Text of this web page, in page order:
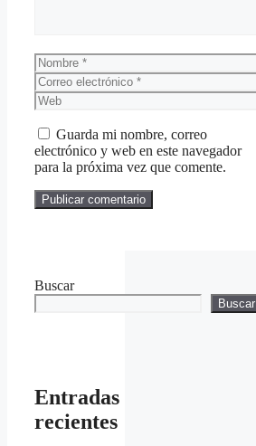
Nombre
Correo
electrónico
Web
Guarda mi nombre, correo
electrónico y web en este navegador
para la próxima vez que comente.
Buscar
Buscar
Entradas
recientes